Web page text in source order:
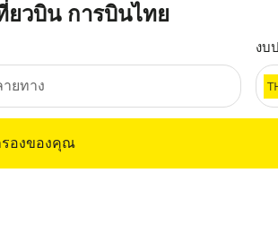
ยวบิน การบินไทย
งบ
องของคุณ